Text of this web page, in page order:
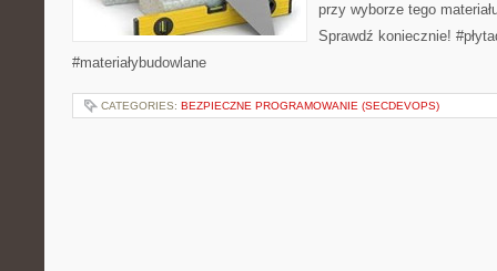
przy wyborze tego
Sprawdź koniecznie!
#materiałybudowlane
CATEGORIES: BEZPIECZNE PROGRAMOWANIE (SECDEVOPS)